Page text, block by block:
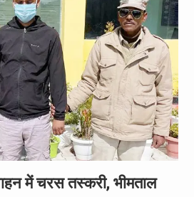
में चरस तस्करी, भीमताल